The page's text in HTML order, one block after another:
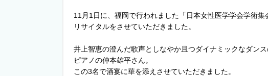
11月1日に、福岡で行われました「日本女性医学学会学術集
リサイタルをさせていただきました。
井上智恵の澄んだ歌声としなやか且つダイナミックなダン
ピアノの仲本雄平さん。
この3名で酒宴に華を添えさせていただきました。